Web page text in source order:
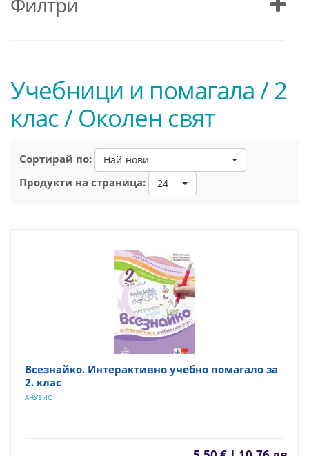
Учебници и помагала / 2
клас / Околен свят
Сортирай по: Най-нови
Продукти на страница: 24
Всезнайко. Интерактивно учебно помагало за
2. клас
АНУБИС